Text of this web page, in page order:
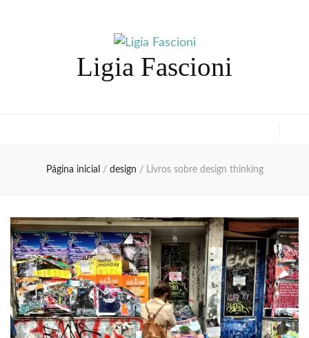
Ligia Fascioni
Página inicial / design / Livros sobre design thinking